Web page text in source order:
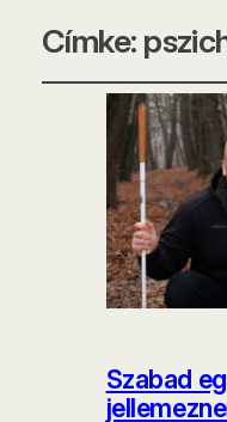
Címke:
Szabad